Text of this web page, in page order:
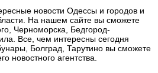
новости Одессы и городов и
На нашем сайте вы сможете
Черноморска, Бедгород-
Все, чем интересны сегодня
Болград, Тарутино вы сможете
новостного агентства.